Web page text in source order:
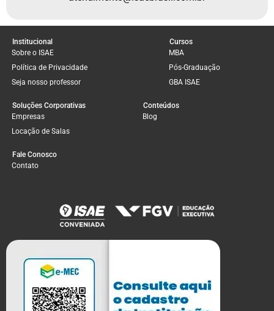
Institucional
Sobre o ISAE
Política de Privacidade
Seja nosso professor
Cursos
MBA
Pós-Graduação
GBA ISAE
Soluções Corporativas
Empresas
Locação de Salas
Conteúdos
Blog
Fale Conosco
Contato